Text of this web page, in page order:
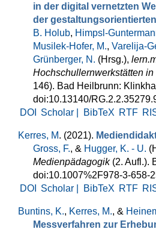
in der digital vernetzten
der
B. Holub, Himpsl-
Musilek-Hofer, M., Varelija-
Grünberger, N. (Hrsg.),
Hochschullernwerkstätten
146). Bad Heilbrunn:
doi:10.13140/
DOI
Scholar | BibTeX RTF
Kerres, M. (2021).
Gross, F., & Hugger, K. - U.
Medienpädagogik(2. Aufl.).
doi:10.1007%2F978-3-658-
DOI
Scholar | BibTeX RTF
Buntins, K., Kerres, M., &
Messverfahren zur